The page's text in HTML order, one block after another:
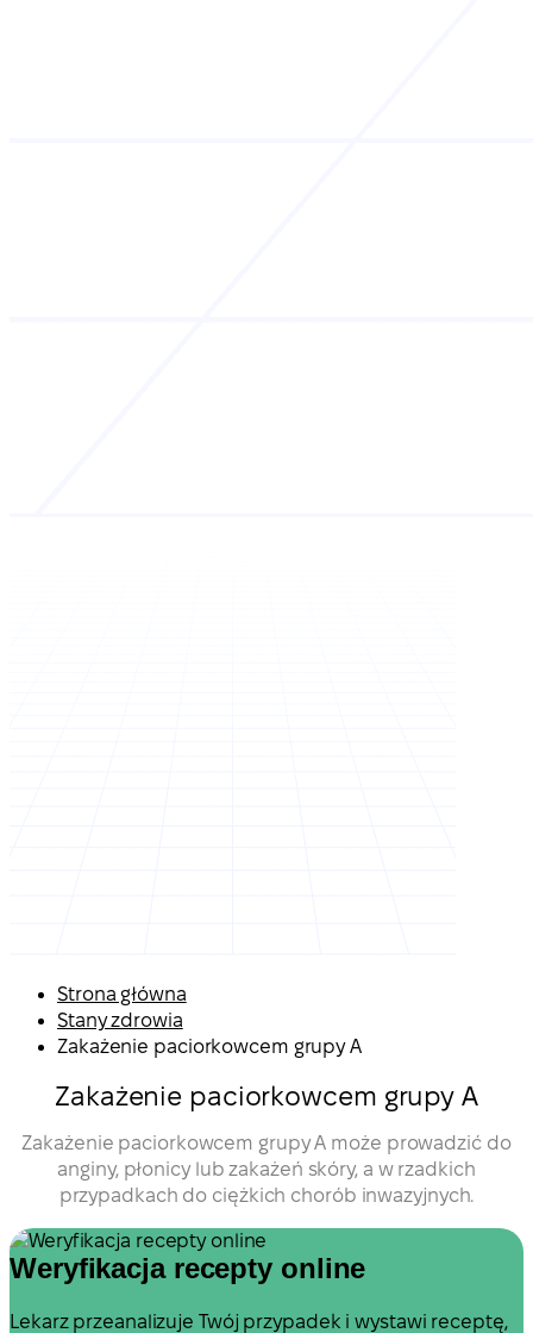
Strona główna
Stany zdrowia
Zakażenie paciorkowcem grupy A
Zakażenie paciorkowcem grupy A
Zakażenie paciorkowcem grupy A może prowadzić do
anginy, płonicy lub zakażeń skóry, a w rzadkich
przypadkach do ciężkich chorób inwazyjnych.
Weryfikacja recepty online
Lekarz przeanalizuje Twój przypadek i wystawi receptę,